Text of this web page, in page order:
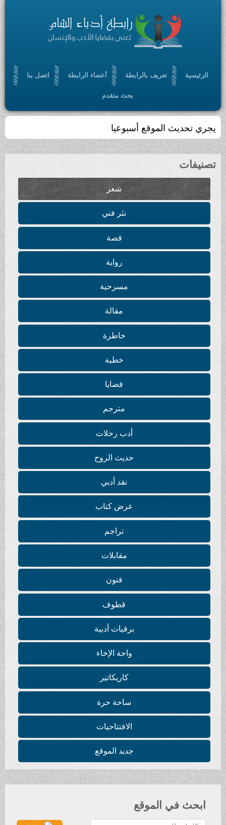
الرئيسية تعريف بالرابطة أعضاء الرابطة اتصل بنا
بحث متقدم
يجري تحديث الموقع أسبوعيا
تصنيفات
شعر
نثر فني
قصة
رواية
مسرحية
مقالة
خاطرة
خطبة
قضايا
مترجم
أدب رحلات
حديث الروح
نقد أدبي
عرض كتاب
تراجم
مقابلات
فنون
قطوف
برقيات أدبية
واحة الإخاء
كاريكاتير
ساحة حرة
الافتتاحيات
جديد الموقع
ابحث في الموقع